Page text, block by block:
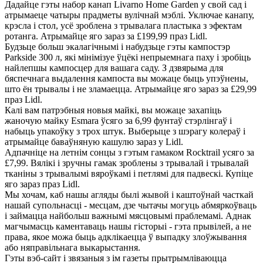
Дадайце гэты набор канап Livarno Home Garden у свой сад і
атрымаеце чатыры прадметы вулічнай мэблі. Уключае канапу,
крэсла і стол, усё зроблена з трывалага пластыка з эфектам
ротанга. Атрымайце яго зараз за £199,99 праз Lidl.
Будзьце больш экалагічнымі і набудзьце гэты кампостэр
Parkside 300 л, які мінімізуе ўцёкі непрыемнага паху і зробіць
найлепшы кампосцер для вашага саду. З дзвярыма для
бяспечнага выдалення кампоста вы можаце быць упэўнены,
што ён трывалы і не зламаецца. Атрымайце яго зараз за £29,99
праз Lidl.
Калі вам патрэбныя новыя майкі, вы можаце захапіць
жаночую майку Esmara ўсяго за 6,99 фунтаў стэрлінгаў і
набыць упакоўку з трох штук. Выберыце з шэрагу колераў і
атрымайце баваўняную кашулю зараз у Lidl.
Адпачніце на летнім сонцы з гэтым гамаком Rocktrail усяго за
£7,99. Вялікі і зручны гамак зроблены з трывалай і трывалай
тканіны з трывалымі вяроўкамі і петлямі для падвескі. Купіце
яго зараз праз Lidl.
Мы хочам, каб нашы агляды былі жывой і каштоўнай часткай
нашай супольнасці - месцам, дзе чытачы могуць абмяркоўваць
і займацца найбольш важнымі мясцовымі праблемамі. Аднак
магчымасць каментаваць нашы гісторыі - гэта прывілей, а не
права, якое можа быць адклікаецца ў выпадку злоўжывання
або няправільнага выкарыстання.
Гэты вэб-сайт і звязаныя з ім газеты прытрымліваюцца